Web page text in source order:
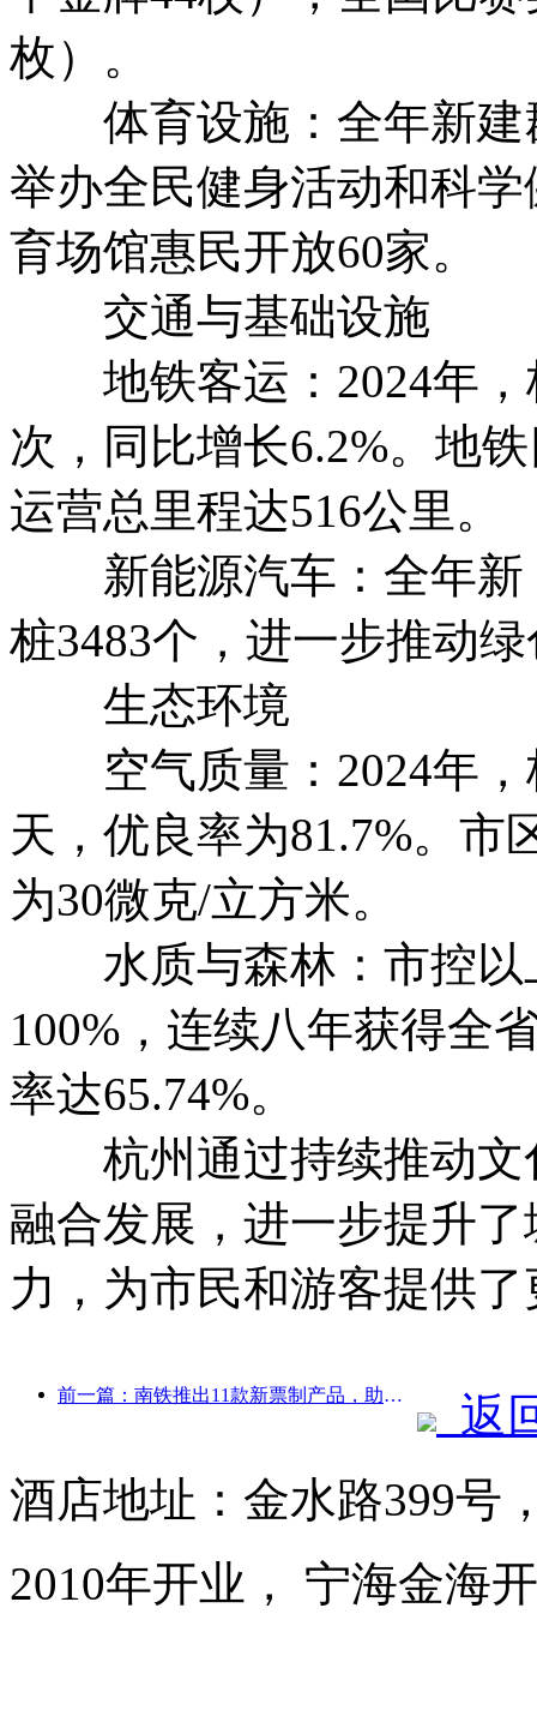
枚）。
体育设施：全年新建
举办全民健身活动和科
育场馆惠民开放60家。
交通与基础设施
地铁客运：2024年，
次，同比增长6.2%。地
运营总里程达516公里。
新能源汽车：全年新
桩3483个，进一步推动
生态环境
空气质量：2024年，
天，优良率为81.7%。市
为30微克/立方米。
水质与森林：市控以
100%，连续八年获得全
率达65.74%。
杭州通过持续推动文
融合发展，进一步提升
力，为市民和游客提供
前一篇：南铁推出11款新票制产品，助力闽赣两省交通旅游融合发展
返
酒店地址：金水路399号
2010年开业， 宁海金